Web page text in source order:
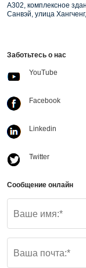
A302, комплексное
Санвэй, улица
Заботьтесь о нас
YouTube
Facebook
Linkedin
Twitter
Сообщение онлайн